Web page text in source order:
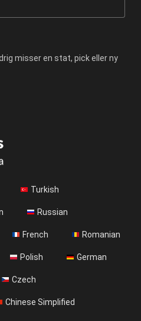
misser en stat, pick eller ny
Turkish
Russian
French Romanian
Polish German
Czech
Chinese Simplified